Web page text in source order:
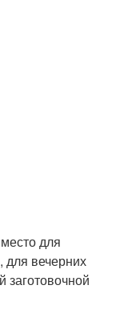
для
для вечерних
заготовочной